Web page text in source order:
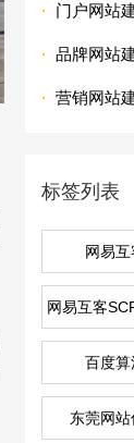
· 门户网站
·品牌网站
·营销网站
标签列表
网易互
网易互客
百度算
东莞网